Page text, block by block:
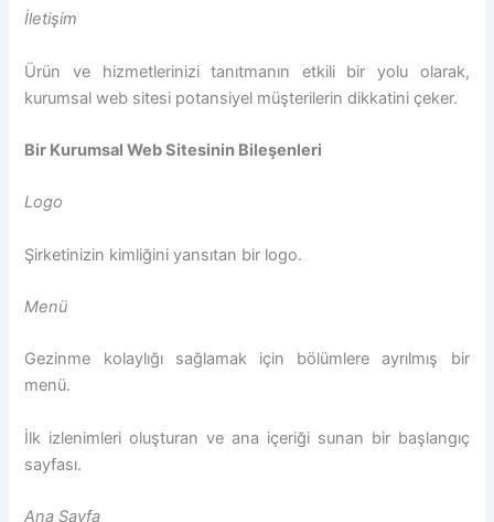
İletişim
Ürün ve hizmetlerinizi tanıtmanın etkili bir yolu olarak,
kurumsal web sitesi potansiyel müşterilerin dikkatini çeker.
Bir Kurumsal Web Sitesinin Bileşenleri
Logo
Şirketinizin kimliğini yansıtan bir logo.
Menü
Gezinme kolaylığı sağlamak için bölümlere ayrılmış bir
menü.
İlk izlenimleri oluşturan ve ana içeriği sunan bir başlangıç
sayfası.
Ana Sayfa